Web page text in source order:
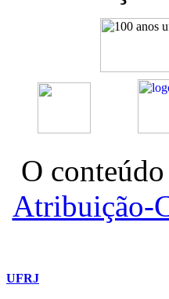
O
Atribuição-
UFRJ